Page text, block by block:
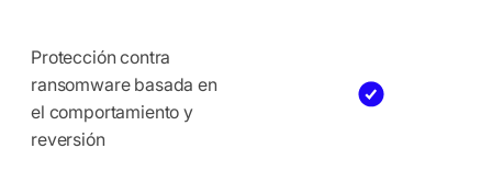
Protección contra
ransomware basada en
el comportamiento y
reversión